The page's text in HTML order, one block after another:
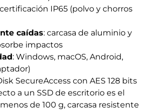
IP65 (polvo y chorros
caídas: carcasa de aluminio y
impactos
: Windows, macOS, Android,
SecureAccess con AES 128 bits
a un SSD de escritorio es el
de 100 g, carcasa resistente